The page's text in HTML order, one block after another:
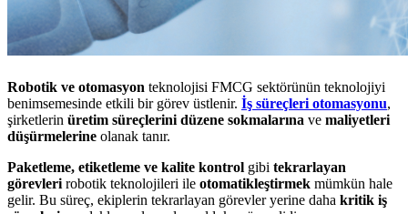
Robotik ve otomasyon teknolojisi FMCG sektörünün teknolojiyi
benimsemesinde etkili bir görev üstlenir. İş süreçleri otomasyonu,
şirketlerin üretim süreçlerini düzene sokmalarına ve maliyetleri
düşürmelerine olanak tanır.
Paketleme, etiketleme ve kalite kontrol gibi tekrarlayan
görevleri robotik teknolojileri ile otomatikleştirmek mümkün hale
gelir. Bu süreç, ekiplerin tekrarlayan görevler yerine daha kritik iş